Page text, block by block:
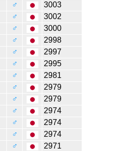
♂
3003
♂
3002
♂
3000
♂
2998
♂
2997
♂
2995
♂
2981
♂
2979
♂
2979
♂
2974
♂
2974
♂
2974
♂
2971